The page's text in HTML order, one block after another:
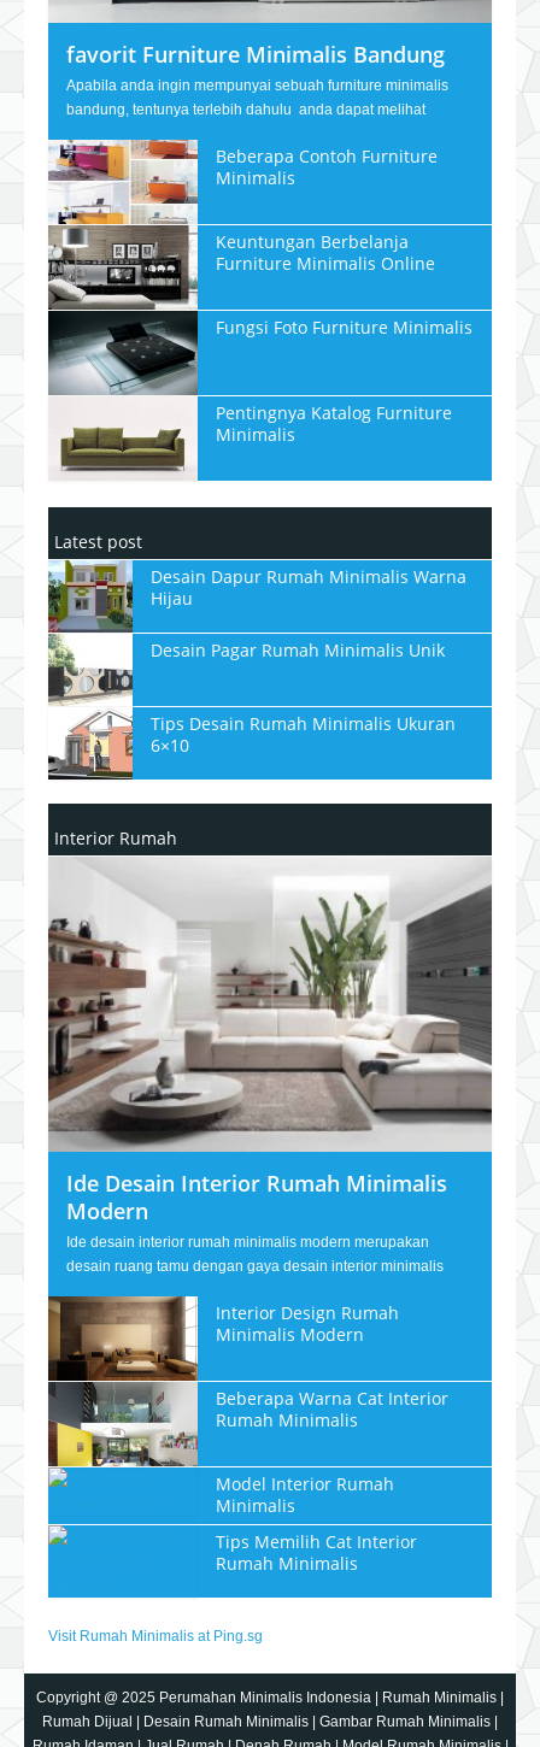
favorit Furniture Minimalis Bandung
Apabila anda ingin mempunyai sebuah furniture minimalis
bandung, tentunya terlebih dahulu anda dapat melihat
Beberapa Contoh Furniture
Minimalis
Keuntungan Berbelanja
Furniture Minimalis Online
Fungsi Foto Furniture Minimalis
Pentingnya Katalog Furniture
Minimalis
Latest post
Desain Dapur Rumah Minimalis Warna
Hijau
Desain Pagar Rumah Minimalis Unik
Tips Desain Rumah Minimalis Ukuran
6×10
Interior Rumah
Ide Desain Interior Rumah Minimalis
Modern
Ide desain interior rumah minimalis modern merupakan
desain ruang tamu dengan gaya desain interior minimalis
Interior Design Rumah
Minimalis Modern
Beberapa Warna Cat Interior
Rumah Minimalis
Model Interior Rumah
Minimalis
Tips Memilih Cat Interior
Rumah Minimalis
Visit Rumah Minimalis at Ping.sg
Copyright @ 2025 Perumahan Minimalis Indonesia Rumah Minimalis
Rumah Dijual
Desain Rumah Minimalis Gambar Rumah Minimalis